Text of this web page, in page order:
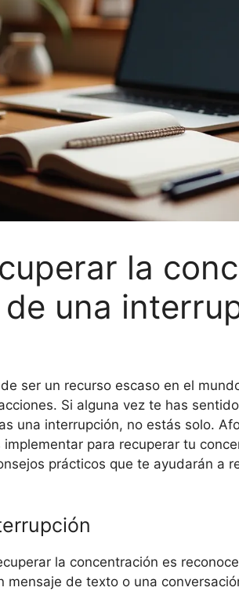
la
una
ser un recurso escaso en el
Si alguna vez te has
una interrupción, no estás solo.
para recuperar tu
prácticos que te ayudarán a
la concentración es
mensaje de texto o una